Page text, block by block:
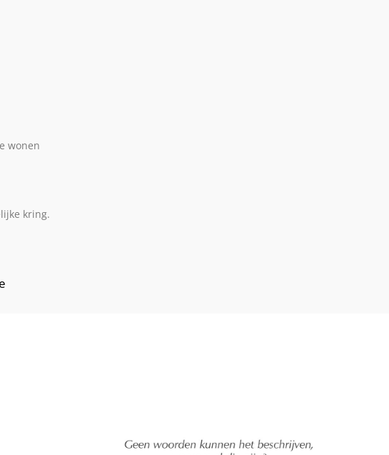
wonen
kring.